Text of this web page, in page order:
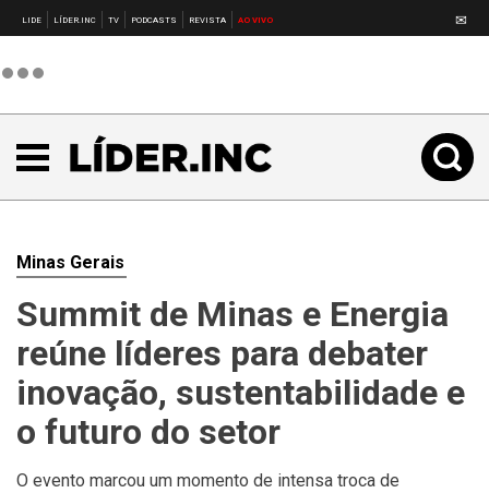
LIDE LÍDER.INC TV PODCASTS REVISTA AO VIVO ✉
Minas Gerais
Summit de Minas e Energia
reúne líderes para debater
inovação, sustentabilidade e
o futuro do setor
O evento marcou um momento de intensa troca de